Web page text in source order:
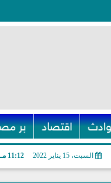
اقتصاد بر
السبت، 15 يناير 2022 11:12 مـ